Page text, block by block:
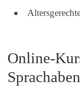
Online-